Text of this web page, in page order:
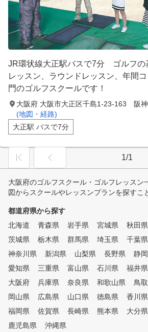
JR環状線大正駅バスで7分 ゴルフの
レッスン、ラウンドレッスン、年間
門のゴルフスクールです！
大阪府 大阪市大正区千島1-23-163 阪
(地図・経路)
大正駅 バスで7分
1/1
大阪府のゴルフスクール・ゴルフレッスン
図からスクールやレッスンプランを探すこ
都道府県から探す
北海道
青森県 岩手県 宮城県 秋田県
茨城県
栃木県 群馬県 埼玉県 千葉県
神奈川県
新潟県 山梨県 長野県 静
愛知県
三重県 富山県 石川県 福井県
大阪府
兵庫県 奈良県 和歌山県 鳥
岡山県
広島県 山口県 徳島県 香川県
福岡県
佐賀県 長崎県 熊本県 大分県
鹿児島県
沖縄県